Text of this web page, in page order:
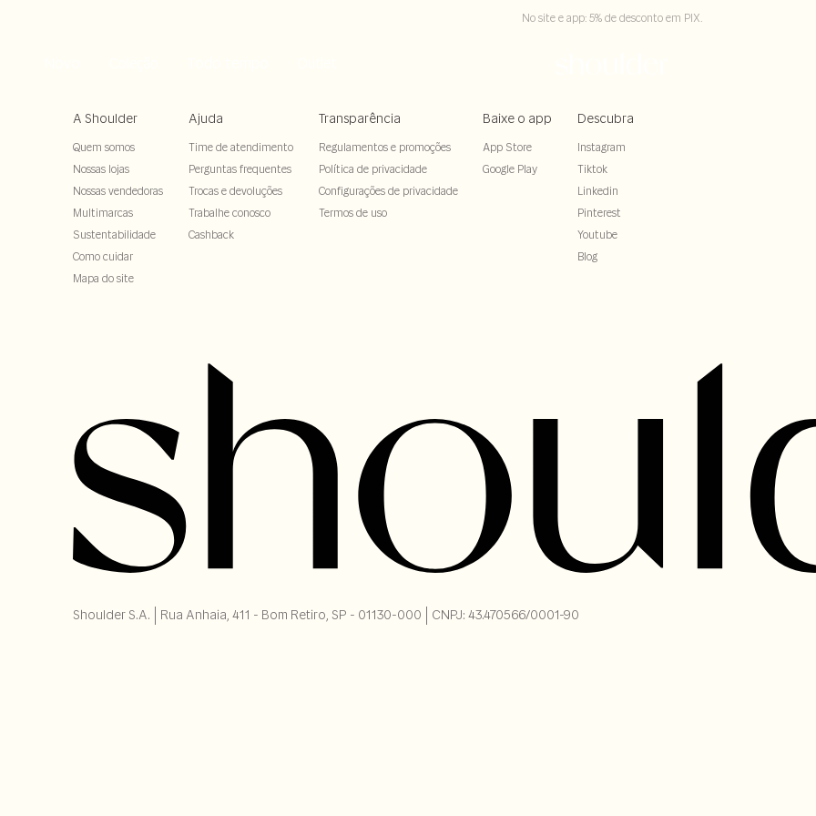
No site e app: 5% de desconto em PIX.
A Shoulder
Quem somos
Nossas lojas
Nossas vendedoras
Multimarcas
Sustentabilidade
Como cuidar
Mapa do site
Ajuda
Time de atendimento
Perguntas frequentes
Trocas e devoluções
Trabalhe conosco
Cashback
Transparência
Regulamentos e promoções
Política de privacidade
Configurações de privacidade
Termos de uso
Baixe o app
App Store
Google Play
Descubra
Instagram
Tiktok
Linkedin
Pinterest
Youtube
Blog
Shoulder S.A. | Rua Anhaia, 411 - Bom Retiro, SP - 01130-000 | CNPJ: 43.470566/0001-90